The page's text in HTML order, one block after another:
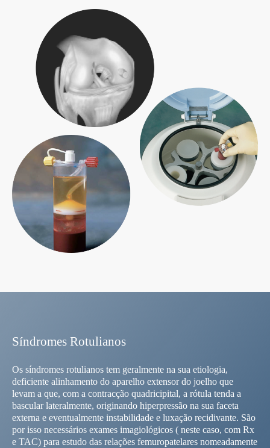
Sí­ndromes Rotulianos
Os síndromes rotulianos tem geralmente na sua etiologia,
deficiente alinhamento do aparelho extensor do joelho que
levam a que, com a contracção quadricipital, a rótula tenda a
bascular lateralmente, originando hiperpressão na sua faceta
externa e eventualmente instabilidade e luxação recidivante. São
por isso necessários exames imagiológicos ( neste caso, com Rx
e TAC) para estudo das relações femuropatelares nomeadamente